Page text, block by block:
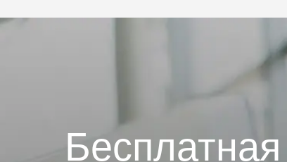
Бесплатная